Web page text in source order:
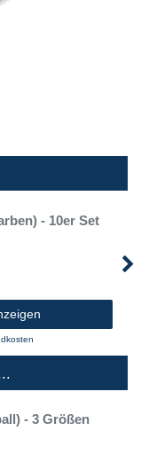
- 10er Set
- 3 Größen